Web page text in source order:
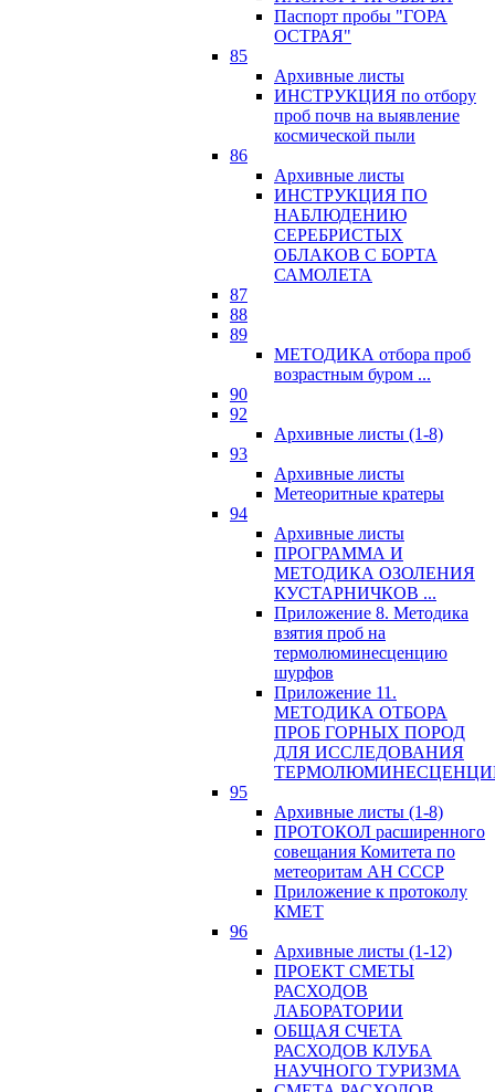
Паспорт пробы "ГОРА
ОСТРАЯ"
85
Архивные листы
ИНСТРУКЦИЯ по отбору
проб почв на выявление
космической пыли
86
Архивные листы
ИНСТРУКЦИЯ ПО
НАБЛЮДЕНИЮ
СЕРЕБРИСТЫХ
ОБЛАКОВ С БОРТА
САМОЛЕТА
87
88
89
МЕТОДИКА отбора проб
возрастным буром ...
90
92
Архивные листы (1-8)
93
Архивные листы
Метеоритные кратеры
94
Архивные листы
ПРОГРАММА И
МЕТОДИКА ОЗОЛЕНИЯ
КУСТАРНИЧКОВ ...
Приложение 8. Методика
взятия проб на
термолюминесценцию
шурфов
Приложение 11.
МЕТОДИКА ОТБОРА
ПРОБ ГОРНЫХ ПОРОД
ДЛЯ ИССЛЕДОВАНИЯ
95
Архивные листы (1-8)
ПРОТОКОЛ расширенного
совещания Комитета по
метеоритам АН СССР
Приложение к протоколу
КМЕТ
96
Архивные листы (1-12)
ПРОЕКТ СМЕТЫ
РАСХОДОВ
ЛАБОРАТОРИИ
ОБЩАЯ СЧЕТА
РАСХОДОВ КЛУБА
НАУЧНОГО ТУРИЗМА